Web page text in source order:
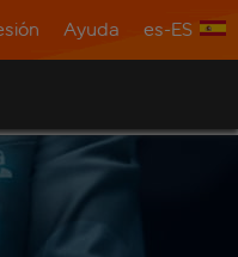
Ayuda es-ES